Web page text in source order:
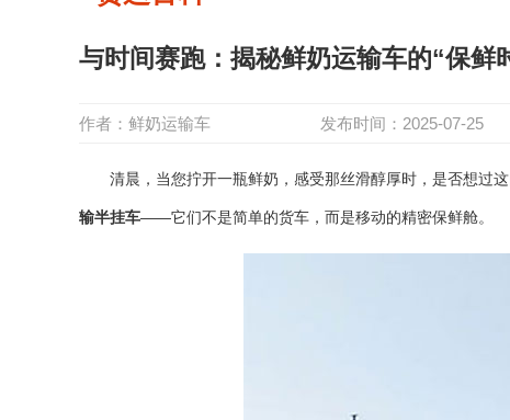
与时间赛跑：揭秘鲜奶运输车的“保鲜
作者： 鲜奶运输车 发布时间：2025-07-25
清晨，当您拧开一瓶鲜奶，感受那丝滑醇厚时，是否想过这
输半挂车——它们不是简单的货车，而是移动的精密保鲜舱。